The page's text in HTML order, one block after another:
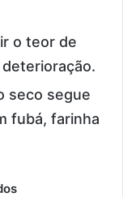
o teor de
seco segue
fubá, farinha